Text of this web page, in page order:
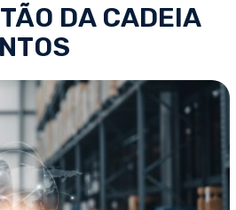
DA CADEIA